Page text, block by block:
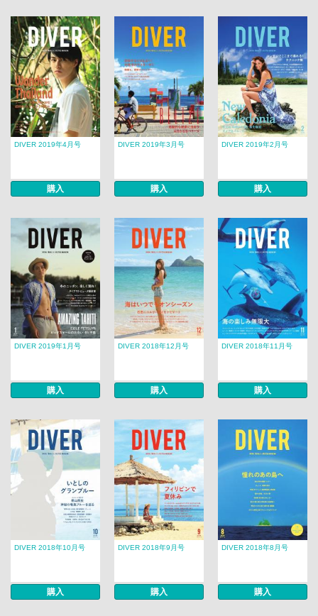
DIVER 2019年4月号
購入
DIVER 2019年3月号
購入
DIVER 2019年2月号
購入
DIVER 2019年1月号
購入
DIVER 2018年12月号
購入
DIVER 2018年11月号
購入
DIVER 2018年10月号
購入
DIVER 2018年9月号
購入
DIVER 2018年8月号
購入